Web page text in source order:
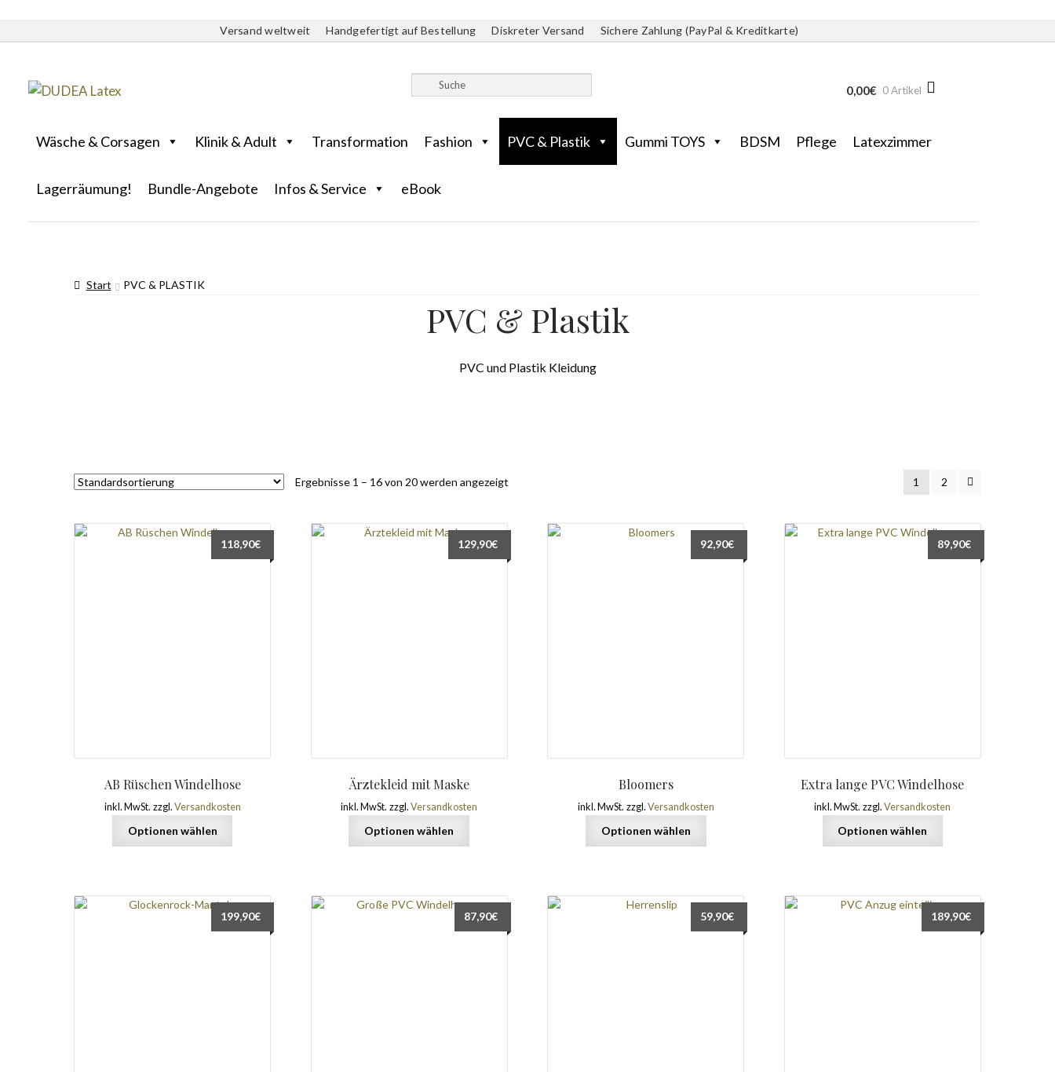
Versand weltweit Handgefertigt auf Bestellung Diskreter Versand Sichere Zahlung (PayPal & Kreditkarte)
0,00€ 0 Artikel
Wäsche & Corsagen Klinik & Adult Transformation Fashion PVC & Plastik Gummi TOYS BDSM Pflege Latexzimmer
Lagerräumung! Bundle-Angebote Infos & Service eBook
Start PVC & PLASTIK
PVC & Plastik
PVC und Plastik Kleidung
Ergebnisse 1 – 16 von 20 werden angezeigt 1 2
AB Rüschen Windelhose
118,90€
inkl. MwSt. zzgl. Versandkosten
Optionen wählen
Ärztekleid mit Maske
129,90€
inkl. MwSt. zzgl.Versandkosten
Optionen wählen
Bloomers
92,90€
inkl. MwSt. zzgl. Versandkosten
Optionen wählen
Extra lange PVC Windelhose
89,90€
inkl. MwSt. zzgl.Versandkosten
Optionen wählen
199,90€ 87,90€ 59,90€ 189,90€